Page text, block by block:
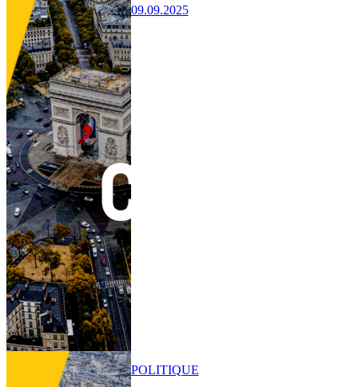
09.09.2025
POLITIQUE